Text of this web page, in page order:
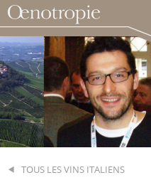
TOUS LES VINS ITALIENS